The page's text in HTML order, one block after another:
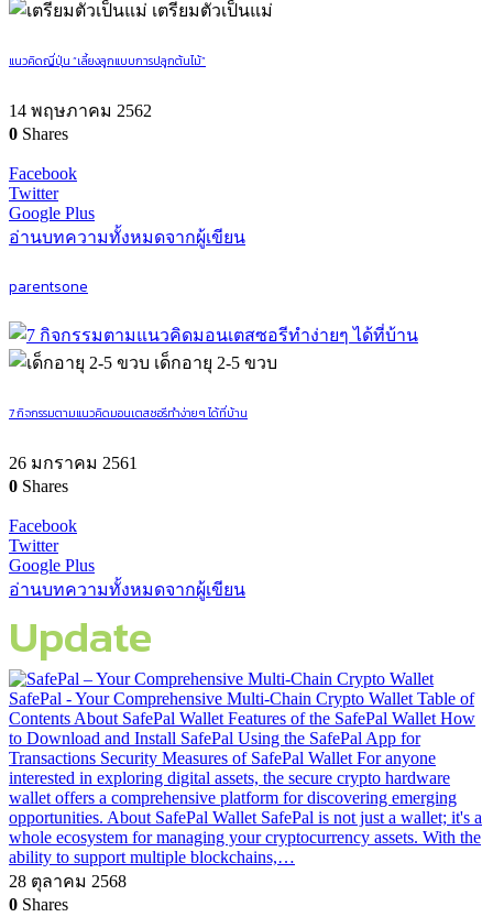
เตรียมตัวเป็นแม่
แนวคิดญี่ปุ่น “เลี้ยงลูกแบบการปลูกต้นไม้”
14 พฤษภาคม 2562
0 Shares
Facebook
Twitter
Google Plus
อ่านบทความทั้งหมดจากผู้เขียน
parentsone
เด็กอายุ 2-5 ขวบ
7 กิจกรรมตามแนวคิดมอนเตสซอรีทำง่ายๆ ได้ที่บ้าน
26 มกราคม 2561
0 Shares
Facebook
Twitter
Google Plus
อ่านบทความทั้งหมดจากผู้เขียน
Update
SafePal - Your Comprehensive Multi-Chain Crypto Wallet Table of
Contents About SafePal Wallet Features of the SafePal Wallet How
to Download and Install SafePal Using the SafePal App for
Transactions Security Measures of SafePal Wallet For anyone
interested in exploring digital assets, the secure crypto hardware
wallet offers a comprehensive platform for discovering emerging
opportunities. About SafePal Wallet SafePal is not just a wallet; it's a
whole ecosystem for managing your cryptocurrency assets. With the
ability to support multiple blockchains,…
28 ตุลาคม 2568
0 Shares